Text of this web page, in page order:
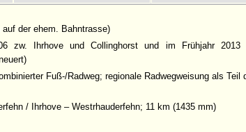
der ehem. Bahntrasse)
zw. Ihrhove und Collinghorst und im Frühjahr 2013
Fuß-/Radweg; regionale Radwegweisung als Teil
/ Ihrhove – Westrhauderfehn; 11 km (1435 mm)